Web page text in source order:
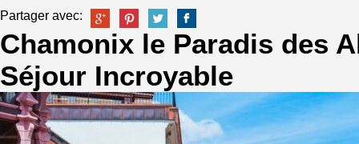
Partager avec:
Chamonix le Paradis des
Séjour Incroyable